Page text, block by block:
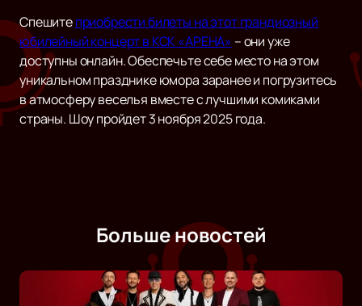
Спешитеприобрести билеты на этот грандиозный
юбилейный концерт в КСК «АРЕНА» – они уже
доступны онлайн. Обеспечьте себе место на этом
уникальном празднике юмора заранее и погрузитесь
в атмосферу веселья вместе с лучшими комиками
страны. Шоу пройдет 3 ноября 2025 года.
Больше новостей